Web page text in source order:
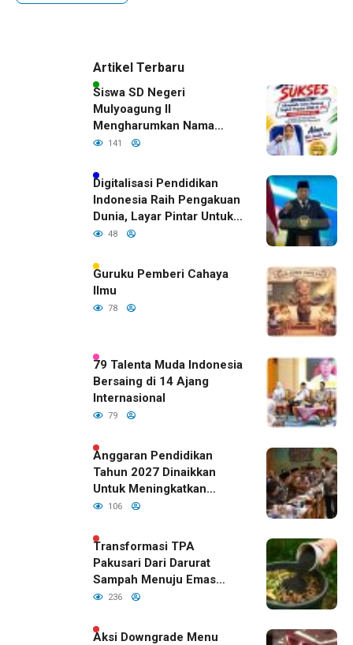
Artikel Terbaru
Siswa SD Negeri
Mulyoagung II
Mengharumkan Nama
Bojonegoro Dengan
141
Digitalisasi Pendidikan
Indonesia Raih Pengakuan
Dunia, Layar Pintar Untuk
Semua Siswa
48
Guruku Pemberi Cahaya
Ilmu
78
79 Talenta Muda Indonesia
Bersaing di 14 Ajang
Internasional
79
Anggaran Pendidikan
Tahun 2027 Dinaikkan
Untuk Meningkatkan
Kualitas Anak Bangsa,
RI
106
Transformasi TPA
Pakusari Dari Darurat
Sampah Menuju Emas
Hijau di Era Kepemimpinan
236
Aksi Downgrade Menu